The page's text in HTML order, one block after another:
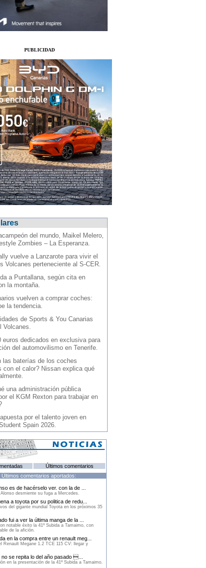
PUBLICIDAD
del mundo, Maikel Melero,
Zombies – La Esperanza.
vuelve a Lanzarote para vivir el
Volcanes perteneciente al S-CER.
a Puntallana, según cita en
la montaña.
vuelven a comprar coches:
la tendencia.
de Sports & You Canarias
Volcanes.
euros dedicados en exclusiva para
del automovilismo en Tenerife.
las baterías de los coches
con el calor? Nissan explica qué
una administración pública
el KGM Rexton para trabajar en
por el talento joven en
Spain 2026.
Últimos comentarios
Últimos comentarios aportados:
es de hacérselo ver. con la de ...
desmiente su fuga a Mercedes.
a toyota por su politica de redu...
del gigante mundial Toyota en los próximos 35
fui a ver la última manga de la ...
notable éxito la 41º Subida a Tamaimo, con
de la afición.
en la compra entre un renault meg...
Renault Megane 1.2 TCE 115 CV: llegar y
se repita lo del año pasado ...
en la presentación de la 41º Subida a Tamaimo.